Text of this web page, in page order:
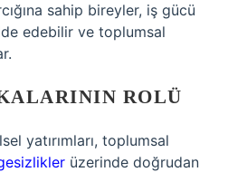
sahip bireyler, iş gücü
edebilir ve toplumsal
ROLÜ
yatırımları, toplumsal
üzerinde doğrudan